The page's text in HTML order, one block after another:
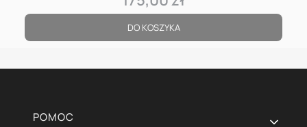
DO KOSZYKA
Linki w stopce
POMOC